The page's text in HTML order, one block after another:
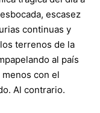
escasez
continuas y
terrenos de la
al país
con el
Al contrario.